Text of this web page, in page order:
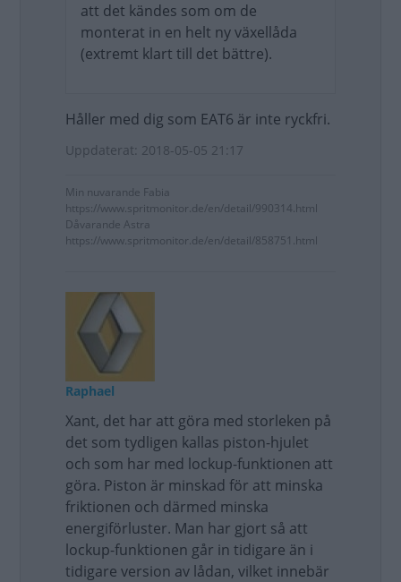
att det kändes som om de
monterat in en helt ny växellåda
(extremt klart till det bättre).
Håller med dig som EAT6 är inte ryckfri.
Uppdaterat: 2018-05-05 21:17
Min nuvarande Fabia
https://www.spritmonitor.de/en/detail/990314.html
Dåvarande Astra
https://www.spritmonitor.de/en/detail/858751.html
Raphael
Xant, det har att göra med storleken på
det som tydligen kallas piston-hjulet
och som har med lockup-funktionen att
göra. Piston är minskad för att minska
friktionen och därmed minska
energiförluster. Man har gjort så att
lockup-funktionen går in tidigare än i
tidigare version av lådan, vilket innebär